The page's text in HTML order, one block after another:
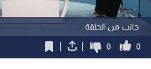
جانب من الحلقة
0
0